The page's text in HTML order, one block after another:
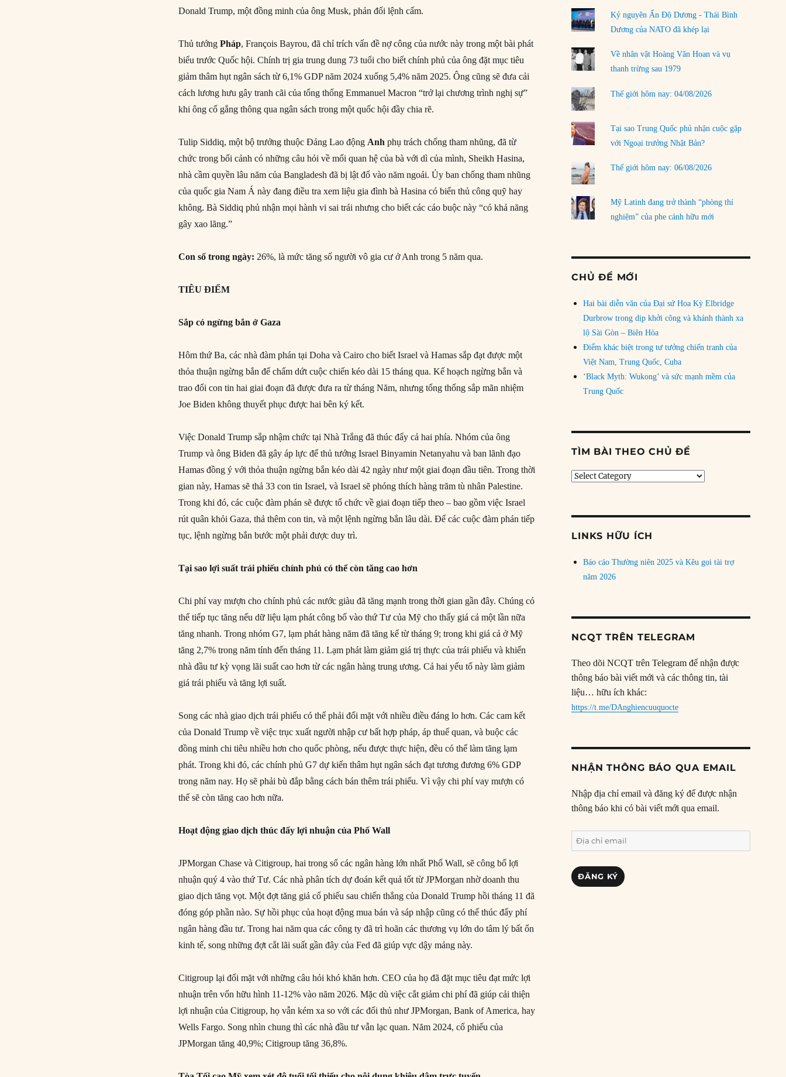
Donald Trump, một đồng minh của ông Musk, phản đối lệnh cấm.
Thủ tướngPháp, François Bayrou, đã chỉ trích vấn đề nợ công của nước này trong một bài phát
biểu trước Quốc hội. Chính trị gia trung dung 73 tuổi cho biết chính phủ của ông đặt mục tiêu
giảm thâm hụt ngân sách từ 6,1% GDP năm 2024 xuống 5,4% năm 2025. Ông cũng sẽ đưa cải
cách lương hưu gây tranh cãi của tổng thống Emmanuel Macron “trở lại chương trình nghị sự”
khi ông cố gắng thông qua ngân sách trong một quốc hội đầy chia rẽ.
Tulip Siddiq, một bộ trưởng thuộc Đảng Lao động Anhphụ trách chống tham nhũng, đã từ
chức trong bối cảnh có những câu hỏi về mối quan hệ của bà với dì của mình, Sheikh Hasina,
nhà cầm quyền lâu năm của Bangladesh đã bị lật đổ vào năm ngoái. Ủy ban chống tham nhũng
của quốc gia Nam Á này đang điều tra xem liệu gia đình bà Hasina có biển thủ công quỹ hay
không. Bà Siddiq phủ nhận mọi hành vi sai trái nhưng cho biết các cáo buộc này “có khả năng
gây xao lãng.”
Con số trong ngày: 26%, là mức tăng số người vô gia cư ở Anh trong 5 năm qua.
TIÊU ĐIỂM
Sắp có ngừng bắn ở Gaza
Hôm thứ Ba, các nhà đàm phán tại Doha và Cairo cho biết Israel và Hamas sắp đạt được một
thỏa thuận ngừng bắn để chấm dứt cuộc chiến kéo dài 15 tháng qua. Kế hoạch ngừng bắn và
trao đổi con tin hai giai đoạn đã được đưa ra từ tháng Năm, nhưng tổng thống sắp mãn nhiệm
Joe Biden không thuyết phục được hai bên ký kết.
Việc Donald Trump sắp nhậm chức tại Nhà Trắng đã thúc đẩy cả hai phía. Nhóm của ông
Trump và ông Biden đã gây áp lực để thủ tướng Israel Binyamin Netanyahu và ban lãnh đạo
Hamas đồng ý với thỏa thuận ngừng bắn kéo dài 42 ngày như một giai đoạn đầu tiên. Trong thời
gian này, Hamas sẽ thả 33 con tin Israel, và Israel sẽ phóng thích hàng trăm tù nhân Palestine.
Trong khi đó, các cuộc đàm phán sẽ được tổ chức về giai đoạn tiếp theo – bao gồm việc Israel
rút quân khỏi Gaza, thả thêm con tin, và một lệnh ngừng bắn lâu dài. Để các cuộc đàm phán tiếp
tục, lệnh ngừng bắn bước một phải được duy trì.
Tại sao lợi suất trái phiếu chính phủ có thể còn tăng cao hơn
Chi phí vay mượn cho chính phủ các nước giàu đã tăng mạnh trong thời gian gần đây. Chúng có
thể tiếp tục tăng nếu dữ liệu lạm phát công bố vào thứ Tư của Mỹ cho thấy giá cả một lần nữa
tăng nhanh. Trong nhóm G7, lạm phát hàng năm đã tăng kể từ tháng 9; trong khi giá cả ở Mỹ
tăng 2,7% trong năm tính đến tháng 11. Lạm phát làm giảm giá trị thực của trái phiếu và khiến
nhà đầu tư kỳ vọng lãi suất cao hơn từ các ngân hàng trung ương. Cả hai yếu tố này làm giảm
giá trái phiếu và tăng lợi suất.
Song các nhà giao dịch trái phiếu có thể phải đối mặt với nhiều điều đáng lo hơn. Các cam kết
của Donald Trump về việc trục xuất người nhập cư bất hợp pháp, áp thuế quan, và buộc các
đồng minh chi tiêu nhiều hơn cho quốc phòng, nếu được thực hiện, đều có thể làm tăng lạm
phát. Trong khi đó, các chính phủ G7 dự kiến thâm hụt ngân sách đạt tương đương 6% GDP
trong năm nay. Họ sẽ phải bù đắp bằng cách bán thêm trái phiếu. Vì vậy chi phí vay mượn có
thể sẽ còn tăng cao hơn nữa.
Hoạt động giao dịch thúc đẩy lợi nhuận của Phố Wall
JPMorgan Chase và Citigroup, hai trong số các ngân hàng lớn nhất Phố Wall, sẽ công bố lợi
nhuận quý 4 vào thứ Tư. Các nhà phân tích dự đoán kết quả tốt từ JPMorgan nhờ doanh thu
giao dịch tăng vọt. Một đợt tăng giá cổ phiếu sau chiến thắng của Donald Trump hồi tháng 11 đã
đóng góp phần nào. Sự hồi phục của hoạt động mua bán và sáp nhập cũng có thể thúc đẩy phí
ngân hàng đầu tư. Trong hai năm qua các công ty đã trì hoãn các thương vụ lớn do tâm lý bất ổn
kinh tế, song những đợt cắt lãi suất gần đây của Fed đã giúp vực dậy mảng này.
Citigroup lại đối mặt với những câu hỏi khó khăn hơn. CEO của họ đã đặt mục tiêu đạt mức lợi
nhuận trên vốn hữu hình 11-12% vào năm 2026. Mặc dù việc cắt giảm chi phí đã giúp cải thiện
lợi nhuận của Citigroup, họ vẫn kém xa so với các đối thủ như JPMorgan, Bank of America, hay
Wells Fargo. Song nhìn chung thì các nhà đầu tư vẫn lạc quan. Năm 2024, cổ phiếu của
JPMorgan tăng 40,9%; Citigroup tăng 36,8%.
LOAD MORE
Kỷ nguyên Ấn Độ Dương - Thái Bình
Dương của NATO đã khép lại
Về nhân vật Hoàng Văn Hoan và vụ
thanh trừng sau 1979
Thế giới hôm nay: 04/08/2026
Tại sao Trung Quốc phủ nhận cuộc gặp
với Ngoại trưởng Nhật Bản?
Thế giới hôm nay: 06/08/2026
Mỹ Latinh đang trở thành “phòng thí
nghiệm” của phe cánh hữu mới
CHỦ ĐỀ MỚI
Hai bài diễn văn của Đại sứ Hoa Kỳ Elbridge
Durbrow trong dịp khởi công và khánh thành xa
lộ Sài Gòn – Biên Hòa
Điểm khác biệt trong tư tưởng chiến tranh của
Việt Nam, Trung Quốc, Cuba
‘Black Myth: Wukong’ và sức mạnh mềm của
Trung Quốc
TÌM BÀI THEO CHỦ ĐỀ
Tìm
chủ
LINKS HỮU ÍCH
Báo cáo Thường niên 2025 và Kêu gọi tài trợ
năm 2026
NCQT TRÊN TELEGRAM
Theo dõi NCQT trên Telegram để nhận được
thông báo bài viết mới và các thông tin, tài
liệu… hữu ích khác:
https://t.me/DAnghiencuuquocte
NHẬN THÔNG BÁO QUA EMAIL
Nhập địa chỉ email và đăng ký để được nhận
thông báo khi có bài viết mới qua email.
Địa
chỉ
email
ĐĂNG KÝ